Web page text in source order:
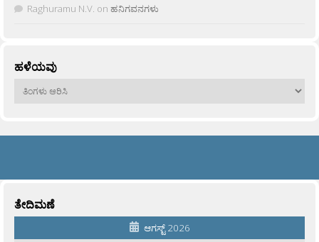
Raghuramu N.V. on ಹನಿಗವನಗಳು
ಹಳೆಯವು
ಹಳೆಯವು
ತೇದಿಮಣೆ
ಆಗಸ್ಟ್ 2026